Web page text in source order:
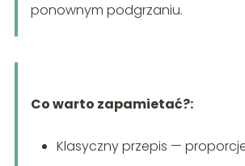
ponownym podgrzaniu.
Co warto zapamietać?:
Klasyczny przepis —